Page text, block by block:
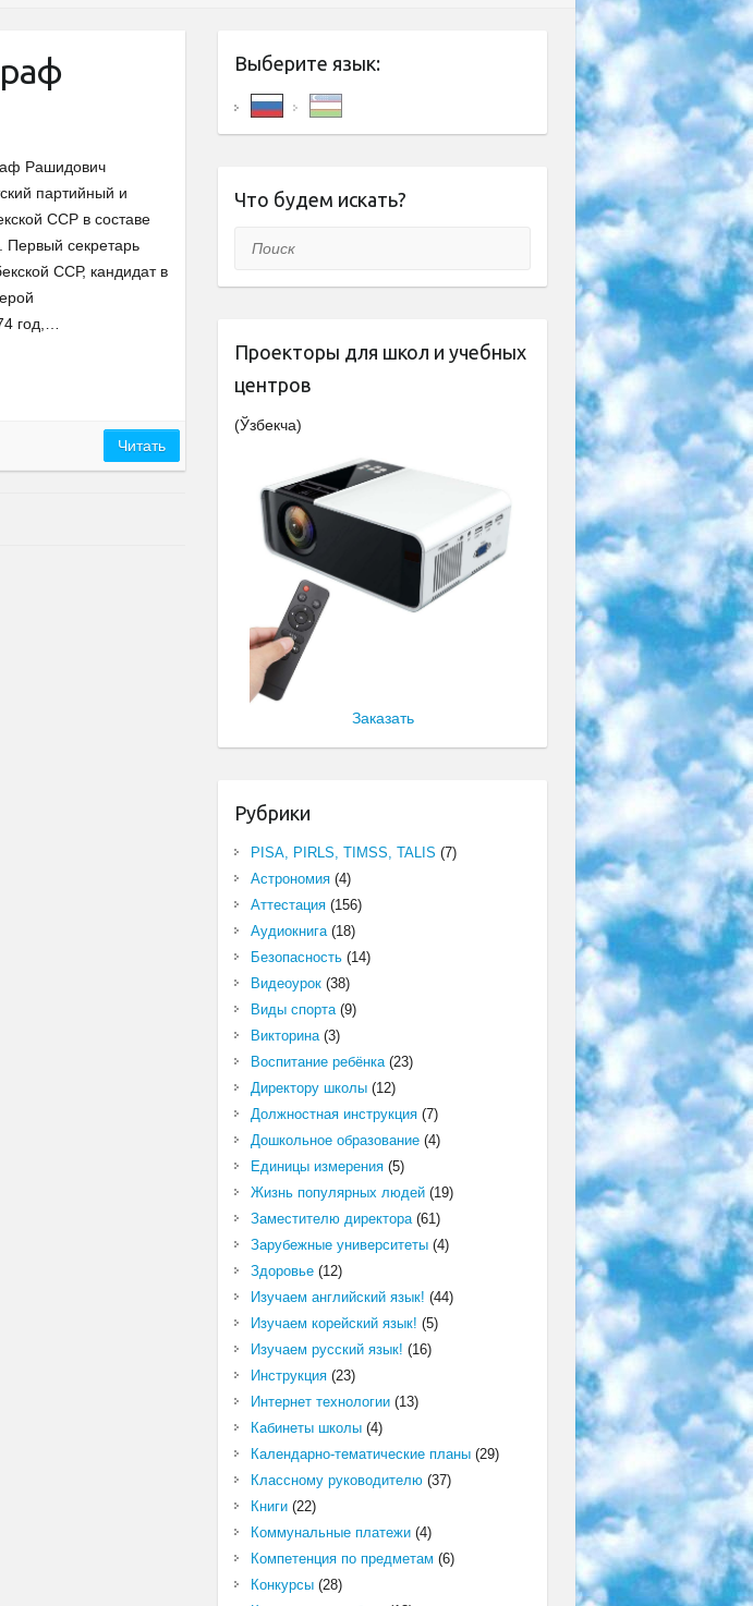
Рашидович
партийный и
ССР в составе
секретарь
ССР, кандидат в
год,…
Читать
Выберите язык:
Что будем искать?
Поиск
Проекторы для школ и учебных
центров
(Ўзбекча)
Заказать
Рубрики
PISA, PIRLS, TIMSS, TALIS (7)
Астрономия(4)
Аттестация(156)
Аудиокнига(18)
Безопасность(14)
Видеоурок(38)
Виды спорта(9)
Викторина(3)
Воспитание ребёнка(23)
Директору школы(12)
Должностная инструкция(7)
Дошкольное образование(4)
Единицы измерения(5)
Жизнь популярных людей(19)
Заместителю директора(61)
Зарубежные университеты(4)
Здоровье(12)
Изучаем английский язык! (44)
Изучаем корейский язык! (5)
Изучаем русский язык! (16)
Инструкция(23)
Интернет технологии(13)
Кабинеты школы(4)
Календарно-тематические планы(29)
Классному руководителю(37)
Книги(22)
Коммунальные платежи(4)
Компетенция по предметам (6)
Конкурсы(28)